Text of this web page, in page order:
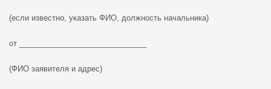
(если известно, указать ФИО, должность начальника)
от ______________________________
(ФИО заявителя и адрес)